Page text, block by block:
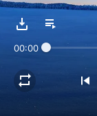
Ариун
00:00